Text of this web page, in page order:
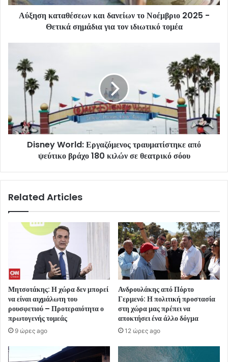
Αύξηση καταθέσεων και δανείων το Νοέμβριο 2025 -
Θετικά σημάδια για τον ιδιωτικό τομέα
Disney World: Εργαζόμενος τραυματίστηκε από
ψεύτικο βράχο 180 κιλών σε θεατρικό σόου
Related Articles
Μητσοτάκης: Η χώρα δεν μπορεί
να είναι αιχμάλωτη του
ρουσφετιού – Προτεραιότητα ο
πρωτογενής τομεάς
9 ώρες ago
Ανδρουλάκης από Πόρτο
Γερμενό: Η πολιτική προστασία
στη χώρα μας πρέπει να
αποκτήσει ένα άλλο δόγμα
12 ώρες ago